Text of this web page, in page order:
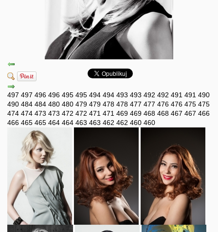
497 497 496 496 495 495 494 494 493 493 492 492 491 491 490
490 484 484 480 480 479 479 478 478 477 477 476 476 475 475
474 474 473 473 472 472 471 471 469 469 468 468 467 467 466
466 465 465 464 464 463 463 462 462 460 460